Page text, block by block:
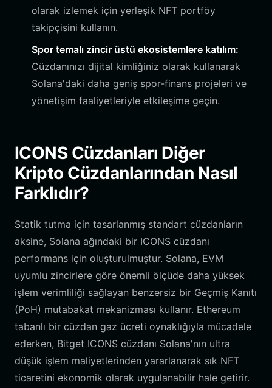
olarak izlemek için yerleşik NFT portföy
takipçisini kullanın.
Spor temalı zincir üstü ekosistemlere katılım:
Cüzdanınızı dijital kimliğiniz olarak kullanarak
Solana'daki daha geniş spor-finans projeleri ve
yönetişim faaliyetleriyle etkileşime geçin.
ICONS Cüzdanları Diğer
Kripto Cüzdanlarından Nasıl
Farklıdır?
Statik tutma için tasarlanmış standart cüzdanların
aksine, Solana ağındaki bir ICONS cüzdanı
performans için oluşturulmuştur. Solana, EVM
uyumlu zincirlere göre önemli ölçüde daha yüksek
işlem verimliliği sağlayan benzersiz bir Geçmiş Kanıtı
(PoH) mutabakat mekanizması kullanır. Ethereum
tabanlı bir cüzdan gaz ücreti oynaklığıyla mücadele
ederken, Bitget ICONS cüzdanı Solana'nın ultra
düşük işlem maliyetlerinden yararlanarak sık NFT
ticaretini ekonomik olarak uygulanabilir hale getirir.